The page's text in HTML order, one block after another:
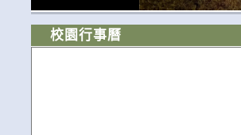
校園行事曆